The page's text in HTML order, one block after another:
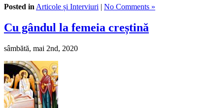
Posted in Articole și Interviuri | No Comments »
Cu gândul la femeia creștină
sâmbătă, mai 2nd, 2020